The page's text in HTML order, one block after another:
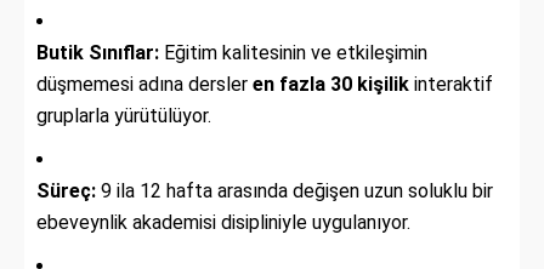
Butik Sınıflar: Eğitim kalitesinin ve etkileşimin
düşmemesi adına dersler en fazla 30 kişilik interaktif
gruplarla yürütülüyor.
Süreç: 9 ila 12 hafta arasında değişen uzun soluklu bir
ebeveynlik akademisi disipliniyle uygulanıyor.